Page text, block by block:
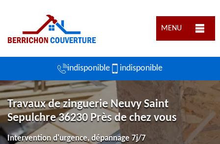
MENU
indisponible indisponible
Travaux de zinguerie Neuvy Saint
Sepulchre 36230 Près de chez vous
Intervention d'urgence, dépannage 7j/7